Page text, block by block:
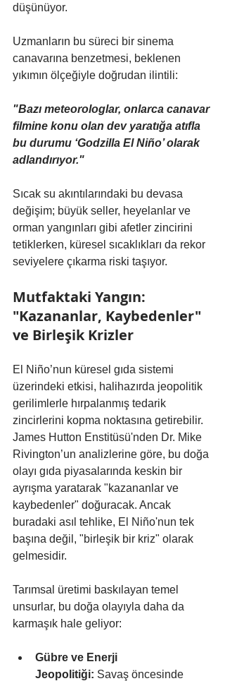
düşünüyor.
Uzmanların bu süreci bir sinema
canavarına benzetmesi, beklenen
yıkımın ölçeğiyle doğrudan ilintili:
"Bazı meteorologlar, onlarca canavar
filmine konu olan dev yaratığa atıfla
bu durumu ‘Godzilla El Niño’ olarak
adlandırıyor."
Sıcak su akıntılarındaki bu devasa
değişim; büyük seller, heyelanlar ve
orman yangınları gibi afetler zincirini
tetiklerken, küresel sıcaklıkları da rekor
seviyelere çıkarma riski taşıyor.
Mutfaktaki Yangın:
"Kazananlar, Kaybedenler"
ve Birleşik Krizler
El Niño’nun küresel gıda sistemi
üzerindeki etkisi, halihazırda jeopolitik
gerilimlerle hırpalanmış tedarik
zincirlerini kopma noktasına getirebilir.
James Hutton Enstitüsü'nden Dr. Mike
Rivington’un analizlerine göre, bu doğa
olayı gıda piyasalarında keskin bir
ayrışma yaratarak "kazananlar ve
kaybedenler" doğuracak. Ancak
buradaki asıl tehlike, El Niño'nun tek
başına değil, "birleşik bir kriz" olarak
gelmesidir.
Tarımsal üretimi baskılayan temel
unsurlar, bu doğa olayıyla daha da
karmaşık hale geliyor:
Gübre ve Enerji
Jeopolitiği: Savaş öncesinde